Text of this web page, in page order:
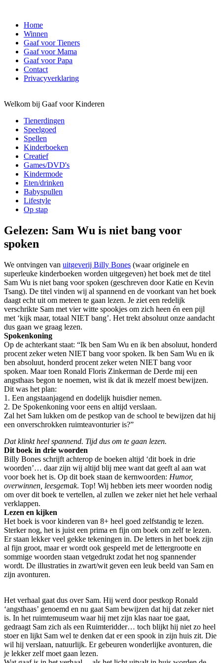
Home
Winnen
Gaaf voor Tieners
Gaaf voor Mama
Gaaf voor Papa
Contact
Privacyverklaring
Welkom bij Gaaf voor Kinderen
Tienerdingen
Speelgoed
Spellen
Kinderboeken
Creatief
Games/DVD's
Kindermode
Eten/drinken
Babyspullen
Lifestyle
Op stap
Gelezen: Sam Wu is niet bang voor
spoken
We ontvingen van uitgeverij Billy Bones (waar originele en
superleuke kinderboeken worden uitgegeven) het boek met de titel
Sam Wu is niet bang voor spoken (geschreven door Katie en Kevin
Tsang). De titel vinden wij al spannend en de voorkant van het boek
daagt echt uit om meteen te gaan lezen. Je ziet een redelijk
verschrikte Sam met vier witte spookjes om zich heen én een pijl
met ‘kijk maar, totaal NIET bang’. Het trekt absoluut onze aandacht
dus gaan we graag lezen.
Spokenkoning
Op de achterkant staat: “Ik ben Sam Wu en ik ben absoluut, honderd
procent zeker weten NIET bang voor spoken. Ik ben Sam Wu en ik
ben absoluut, honderd procent zeker weten NIET bang voor
spoken. Maar toen Ronald Floris Zinkerman de Derde mij een
angsthaas begon te noemen, wist ik dat ik mezelf moest bewijzen.
Dit was het plan:
1. Een angstaanjagend en dodelijk huisdier nemen.
2. De Spokenkoning voor eens en altijd verslaan.
Zal het Sam lukken om de pestkop van de school te bewijzen dat hij
een onverschrokken ruimteavonturier is?”
Dat klinkt heel spannend. Tijd dus om te gaan lezen.
Dit boek in drie woorden
Billy Bones schrijft achterop de boeken altijd ‘dit boek in drie
woorden’… daar zijn wij altijd blij mee want dat geeft al aan wat
voor boek het is. Op dit boek staan de kernwoorden: Humor,
overwinnen, leesgemak. Top! Wij hebben iets meer woorden nodig
om over dit boek te vertellen, al zullen we zeker niet het hele verhaal
verklappen.
Lezen en kijken
Het boek is voor kinderen van 8+ heel goed zelfstandig te lezen.
Sterker nog, het is juist een prima en fijn om boek om zelf te lezen.
Er staan lekker veel gekke tekeningen in. De letters in het boek zijn
al fijn groot, maar er wordt ook gespeeld met de lettergrootte en
sommige woorden staan vetgedrukt zodat het nog spannender
wordt. De illustraties in zwart/wit geven een leuk beeld van Sam en
zijn avonturen.
Het verhaal gaat dus over Sam. Hij werd door pestkop Ronald
‘angsthaas’ genoemd en nu gaat Sam bewijzen dat hij dat zeker niet
is. In het ruimtemuseum waar hij met zijn klas naar toe gaat,
gedraagt Sam zich als een Ruimteridder… toch blijkt hij niet zo heel
stoer en lijkt Sam wel te denken dat er een spook in zijn huis zit. Die
wil hij verslaan, natuurlijk. Er gebeuren wonderlijke avonturen, die
je lekker zelf moet gaan lezen.